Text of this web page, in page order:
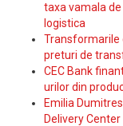
taxa vamala
logistica
Transformarile
preturi de
CEC Bank
urilor din
Emilia
Delivery